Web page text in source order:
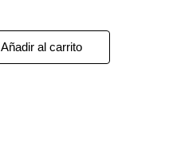
Añadir al carrito